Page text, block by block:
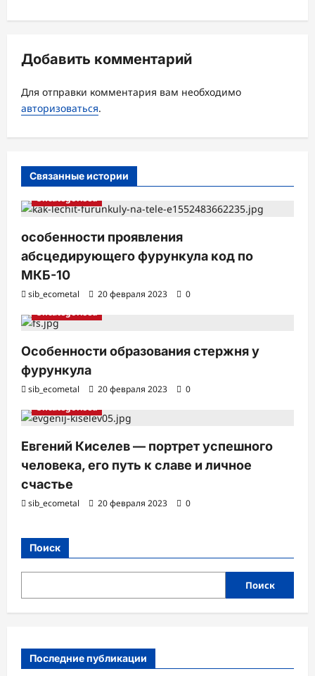
з
п
и
с
и
Добавить комментарий
Для отправки комментария вам необходимо
авторизоваться.
Связанные истории
Uncategorised
особенности проявления
абсцедирующего фурункула код по
МКБ-10
sib_ecometal 20 февраля 2023
0
Uncategorised
Особенности образования стержня у
фурункула
sib_ecometal 20 февраля 2023
0
Uncategorised
Евгений Киселев — портрет успешного
человека, его путь к славе и личное
счастье
sib_ecometal 20 февраля 2023 0
Поиск
Поиск
Последние публикации